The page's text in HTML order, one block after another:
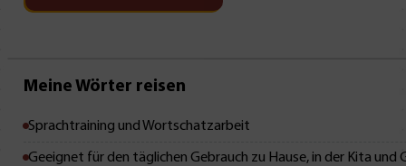
Mit Leseprobe!
Meine Wörter reisen
Sprachtraining und Wortschatzarbeit
Geeignet für den täglichen Gebrauch zu Hause, in der Kita und